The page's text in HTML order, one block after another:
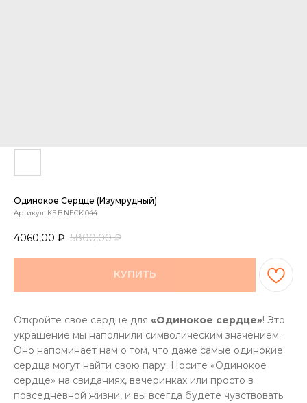
Одинокое Сердце (изумрудный)
Артикул: KS.B.NECK.044
4060,00 ₽ 5800,00 ₽
КУПИТЬ
Откройте свое сердце для «Одинокое сердце»! Это
украшение мы наполнили символическим значением.
Оно напоминает нам о том, что даже самые одинокие
сердца могут найти свою пару. Носите «Одинокое
сердце» на свиданиях, вечеринках или просто в
повседневной жизни, и вы всегда будете чувствовать